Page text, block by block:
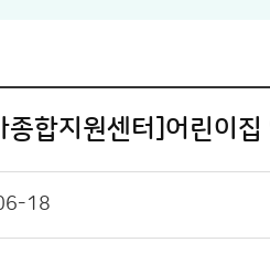
합지원센터]어린이
18